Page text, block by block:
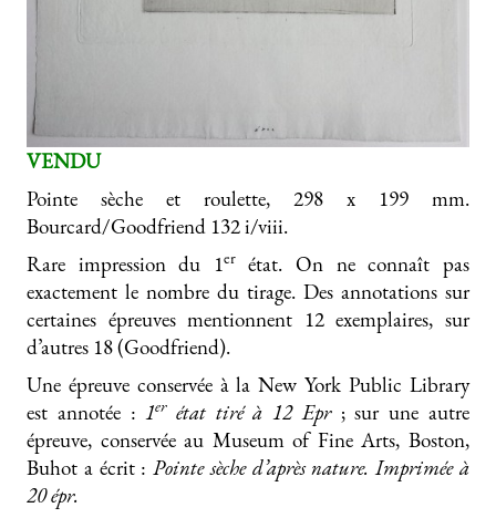
VENDU
Pointe sèche et roulette, 298 x 199 mm.
Bourcard/Goodfriend 132 i/viii.
Rare impression du 1erétat. On ne connaît pas
exactement le nombre du tirage. Des annotations sur
certaines épreuves mentionnent 12 exemplaires, sur
d’autres 18 (Goodfriend).
Une épreuve conservée à la New York Public Library
est annotée :1erétat tiré à 12 Epr; sur une autre
épreuve, conservée au Museum of Fine Arts, Boston,
Buhot a écrit :Pointe sèche d’après nature. Imprimée à
20 épr.